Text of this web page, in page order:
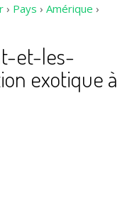
› Pays › Amérique ›
et-les-
exotique à